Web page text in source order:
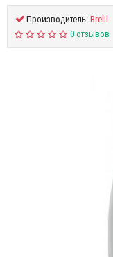
Производитель:Brelil
0 отзывов